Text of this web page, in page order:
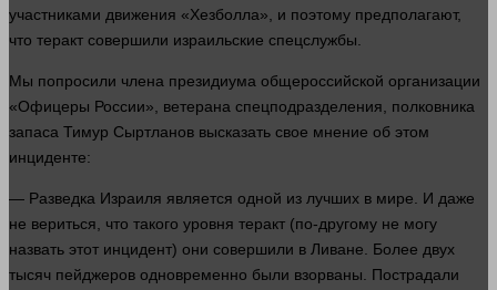
участниками движения «Хезболла», и поэтому предполагают,
что теракт совершили израильские спецслужбы.
Мы попросили члена президиума общероссийской организации
«Офицеры России», ветерана спецподразделения, полковника
запаса Тимур Сыртланов высказать свое мнение об этом
инциденте:
— Разведка Израиля является одной из лучших в мире. И даже
не вериться, что такого уровня теракт (по-другому не могу
назвать этот инцидент) они совершили в Ливане. Более двух
тысяч пейджеров одновременно были взорваны. Пострадали